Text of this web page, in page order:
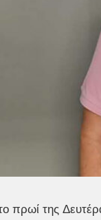
πρωί της